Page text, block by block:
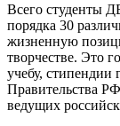
Всего студенты
порядка 30
жизненную
творчестве. Это
учебу, стипендии
Правительства
ведущих